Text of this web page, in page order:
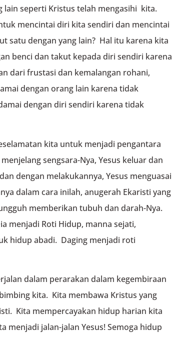
lain seperti Kristus telah mengasihi kita.
mencintai diri kita sendiri dan mencintai
satu dengan yang lain? Hal itu karena kita
benci dan takut kepada diri sendiri karena
dari frustasi dan kemalangan rohani,
dengan orang lain karena tidak
dengan diri sendiri karena tidak
kita untuk menjadi pengantara
sengsara-Nya, Yesus keluar dan
dengan melakukannya, Yesus menguasai
dalam cara inilah, anugerah Ekaristi yang
memberikan tubuh dan darah-Nya.
menjadi Roti Hidup, manna sejati,
hidup abadi. Daging menjadi roti
dalam perarakan dalam kegembiraan
kita. Kita membawa Kristus yang
Kita mempercayakan hidup harian kita
menjadi jalan-jalan Yesus! Semoga hidup